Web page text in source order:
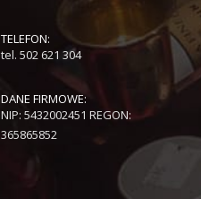
TELEFON:
tel. 502 621 304
DANE FIRMOWE:
NIP: 5432002451 REGON:
365865852